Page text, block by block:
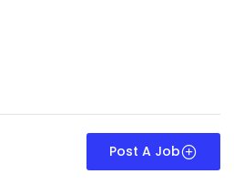
Post A Job